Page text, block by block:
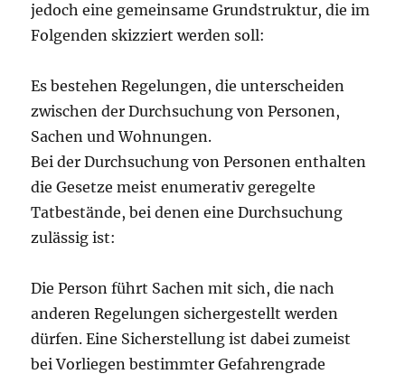
jedoch eine gemeinsame Grundstruktur, die im
Folgenden skizziert werden soll:
Es bestehen Regelungen, die unterscheiden
zwischen der Durchsuchung von Personen,
Sachen und Wohnungen.
Bei der Durchsuchung von Personen enthalten
die Gesetze meist enumerativ geregelte
Tatbestände, bei denen eine Durchsuchung
zulässig ist:
Die Person führt Sachen mit sich, die nach
anderen Regelungen sichergestellt werden
dürfen. Eine Sicherstellung ist dabei zumeist
bei Vorliegen bestimmter Gefahrengrade